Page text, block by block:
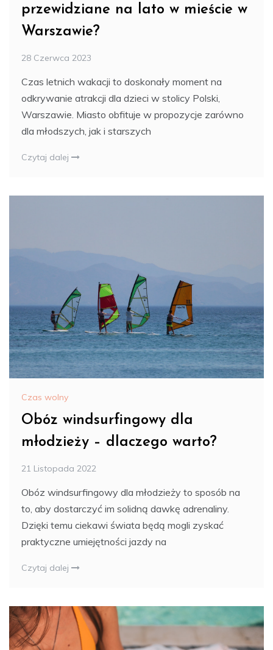
przewidziane na lato w mieście w
Warszawie?
28 Czerwca 2023
Czas letnich wakacji to doskonały moment na
odkrywanie atrakcji dla dzieci w stolicy Polski,
Warszawie. Miasto obfituje w propozycje zarówno
dla młodszych, jak i starszych
Czytaj dalej
Czas wolny
Obóz windsurfingowy dla
młodzieży – dlaczego warto?
21 Listopada 2022
Obóz windsurfingowy dla młodzieży to sposób na
to, aby dostarczyć im solidną dawkę adrenaliny.
Dzięki temu ciekawi świata będą mogli zyskać
praktyczne umiejętności jazdy na
Czytaj dalej